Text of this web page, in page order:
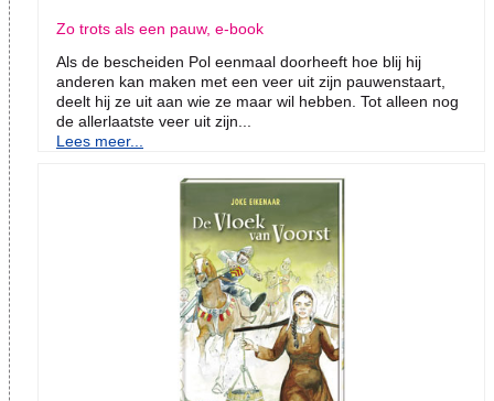
Zo trots als een pauw, e-book
Als de bescheiden Pol eenmaal doorheeft hoe blij hij
anderen kan maken met een veer uit zijn pauwenstaart,
deelt hij ze uit aan wie ze maar wil hebben. Tot alleen nog
de allerlaatste veer uit zijn...
Lees meer...